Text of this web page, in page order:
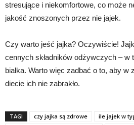
stresujące i niekomfortowe, co może
jakość znoszonych przez nie jajek.
Czy warto jeść jajka? Oczywiście!
cennych składników odżywczych – w
białka. Warto więc zadbać o to, aby w
diecie ich nie zabrakło.
TAGI czy jajka są zdrowe
ile jajek w